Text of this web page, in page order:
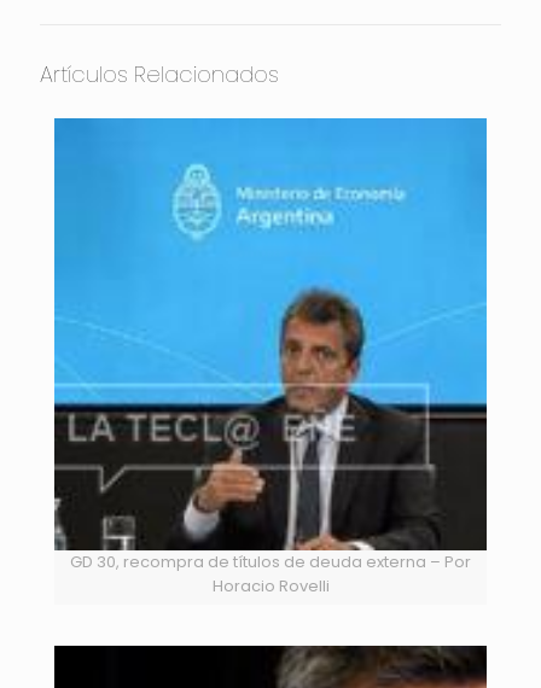
Artículos Relacionados
GD 30, recompra de títulos de deuda externa – Por
Horacio Rovelli